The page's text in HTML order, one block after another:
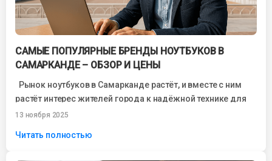
САМЫЕ ПОПУЛЯРНЫЕ БРЕНДЫ НОУТБУКОВ В
САМАРКАНДЕ – ОБЗОР И ЦЕНЫ
Рынок ноутбуков в Самарканде растёт, и вместе с ним
растёт интерес жителей города к надёжной технике для
работы, учёбы...
13 ноября 2025
Читать полностью